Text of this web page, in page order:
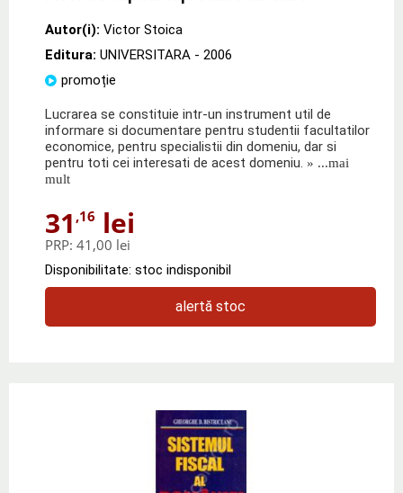
Autor(i): Victor Stoica
Editura: UNIVERSITARA - 2006
promoție
Lucrarea se constituie intr-un instrument util de
informare si documentare pentru studentii facultatilor
economice, pentru specialistii din domeniu, dar si
pentru toti cei interesati de acest domeniu. » ...mai
mult
31 ,16 lei
PRP: 41,00 lei
Disponibilitate: stoc indisponibil
alertă stoc